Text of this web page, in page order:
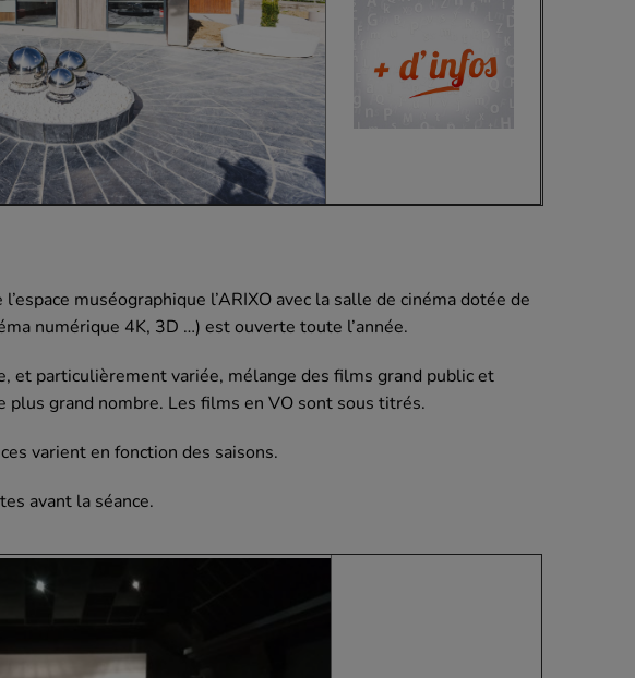
muséographique l’ARIXO avec la salle de cinéma dotée de
numérique 4K, 3D …) est ouverte toute l’année.
et particulièrement variée, mélange des films grand public et
plus grand nombre. Les films en VO sont sous titrés.
varient en fonction des saisons.
avant la séance.